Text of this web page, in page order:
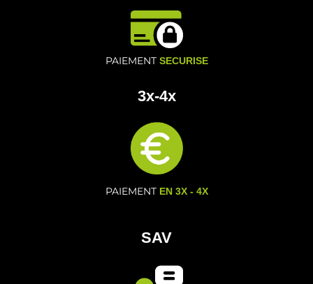
PAIEMENT SECURISE
3x-4x
PAIEMENT EN 3X - 4X
SAV